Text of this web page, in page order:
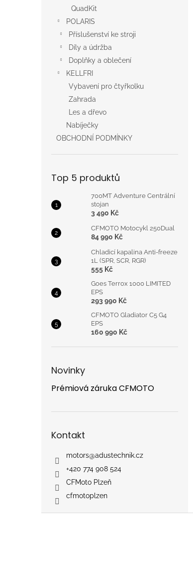
QuadKit
POLARIS
Příslušenství ke stroji
Díly a údržba
Doplňky a oblečení
KELLFRI
Vybavení pro čtyřkolku
Zahrada
Les a dřevo
Nabíječky
OBCHODNÍ PODMÍNKY
Top 5 produktů
700MT Adventure Centrální
stojan
3 490 Kč
CFMOTO Motocykl 250Dual
84 990 Kč
Chladicí kapalina Anti-freeze
1L (SPR, SCR, RGR)
555 Kč
Goes Terrox 1000 LIMITED
EPS
293 990 Kč
CFMOTO Gladiator C5 G4
EPS
160 990 Kč
Novinky
Prémiová záruka CFMOTO
Kontakt
motors@adustechnik.cz
+420 774 908 524
CFMoto Plzeň
cfmotoplzen